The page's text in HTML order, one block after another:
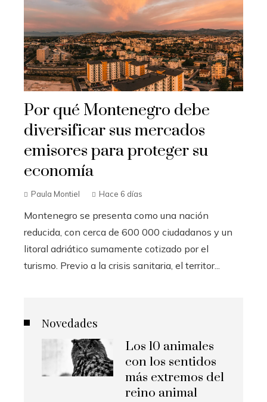
Por qué Montenegro debe
diversificar sus mercados
emisores para proteger su
economía
Paula Montiel Hace 6 días
Montenegro se presenta como una nación
reducida, con cerca de 600 000 ciudadanos y un
litoral adriático sumamente cotizado por el
turismo. Previo a la crisis sanitaria, el territor...
Novedades
Los 10 animales
con los sentidos
más extremos del
reino animal